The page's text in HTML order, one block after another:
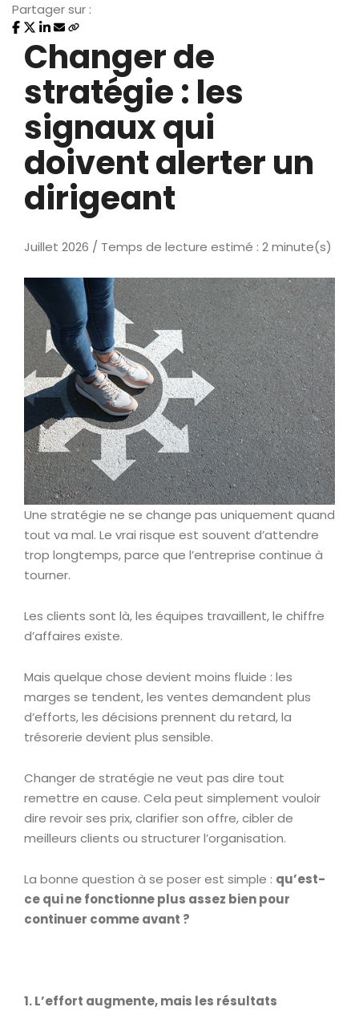
Partager sur :
Changer de
stratégie : les
signaux qui
doivent alerter un
dirigeant
Juillet 2026 / Temps de lecture estimé : 2 minute(s)
Une stratégie ne se change pas uniquement quand
tout va mal. Le vrai risque est souvent d’attendre
trop longtemps, parce que l’entreprise continue à
tourner.
Les clients sont là, les équipes travaillent, le chiffre
d’affaires existe.
Mais quelque chose devient moins fluide : les
marges se tendent, les ventes demandent plus
d’efforts, les décisions prennent du retard, la
trésorerie devient plus sensible.
Changer de stratégie ne veut pas dire tout
remettre en cause. Cela peut simplement vouloir
dire revoir ses prix, clarifier son offre, cibler de
meilleurs clients ou structurer l’organisation.
La bonne question à se poser est simple : qu’est-
ce qui ne fonctionne plus assez bien pour
continuer comme avant ?
1. L’effort augmente, mais les résultats